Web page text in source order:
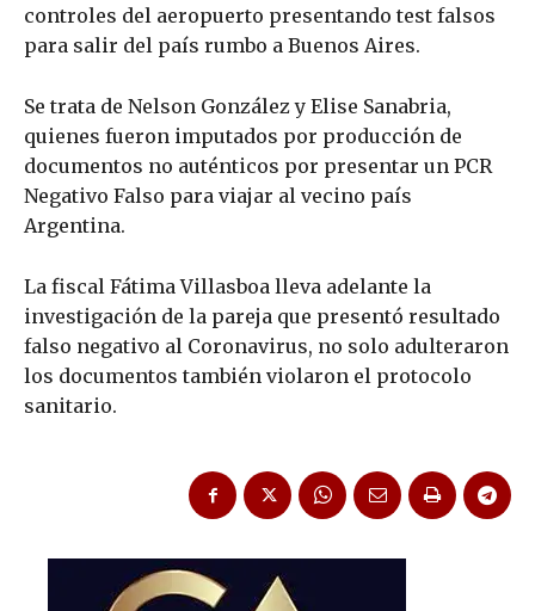
controles del aeropuerto presentando test falsos
para salir del país rumbo a Buenos Aires.
Se trata de Nelson González y Elise Sanabria,
quienes fueron imputados por producción de
documentos no auténticos por presentar un PCR
Negativo Falso para viajar al vecino país
Argentina.
La fiscal Fátima Villasboa lleva adelante la
investigación de la pareja que presentó resultado
falso negativo al Coronavirus, no solo adulteraron
los documentos también violaron el protocolo
sanitario.